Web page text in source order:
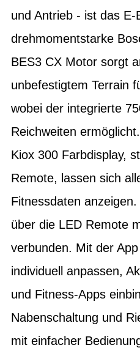
und Antrieb - ist das
drehmomentstarke
BES3 CX Motor sorgt
unbefestigtem Terrain
wobei der integrierte
Reichweiten
Kiox 300 Farbdisplay,
Remote, lassen sich
Fitnessdaten
über die LED Remote
verbunden. Mit der
individuell anpassen,
und Fitness-Apps
Nabenschaltung und
mit einfacher